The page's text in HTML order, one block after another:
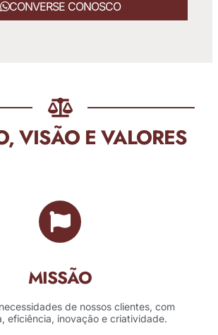
CONVERSE CONOSCO
VISÃO E VALORES
MISSÃO
de nossos clientes, com
eficiência, inovação e criatividade.